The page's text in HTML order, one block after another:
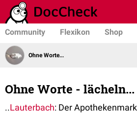
Community Flexikon Shop
Ohne Worte...
Ohne Worte - lächeln...
..Lauterbach: Der